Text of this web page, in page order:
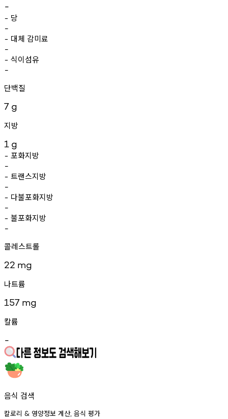
-
- 당
-
- 대체 감미료
-
- 식이섬유
-
단백질
7 g
지방
1 g
- 포화지방
-
- 트랜스지방
-
- 다불포화지방
-
- 불포화지방
-
콜레스트롤
22 mg
나트륨
157 mg
칼륨
-
음식 검색
칼로리 & 영양정보 계산, 음식 평가